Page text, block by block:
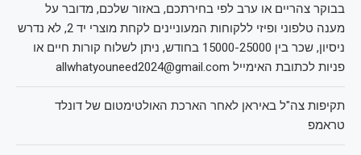
בבוקר צהריים או ערב לפי בחירתכם, באזור שלכם, מדובר על
מענה טלפוני ופיזי ללקוחות המעוניינים לקחת מוצרי יד 2, לא נדרש
ניסיון, שכר בין 15000-25000 בחודש, ניתן לשלוח קורות חיים או
פניות לכתובת האימייל allwhatyouneed2024@gmail.com
תקיפות צה"ל באיראן לאחר הארכת האולטימטום של דונלד
טראמפ